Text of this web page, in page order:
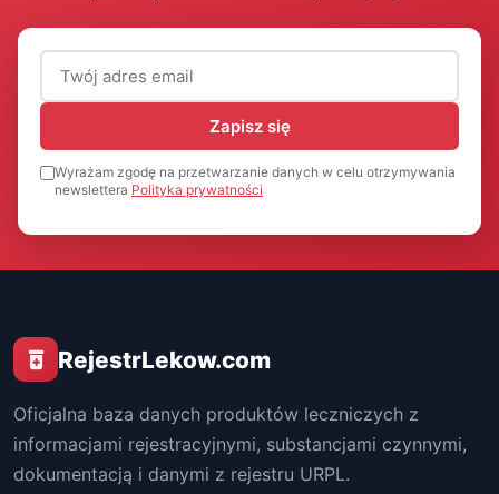
Adres email (wymagany)
Zapisz się
Wyrażam zgodę na przetwarzanie danych w celu otrzymywania
newslettera Polityka prywatności
RejestrLekow.com
Oficjalna baza danych produktów leczniczych z
informacjami rejestracyjnymi, substancjami czynnymi,
dokumentacją i danymi z rejestru URPL.